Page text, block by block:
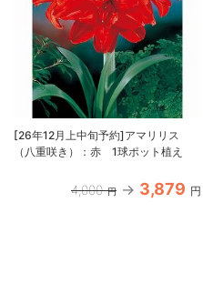
[26年12月上中旬予約]アマリリス
（八重咲き）：赤 1球ポット植え
4,000 円 3,879 円